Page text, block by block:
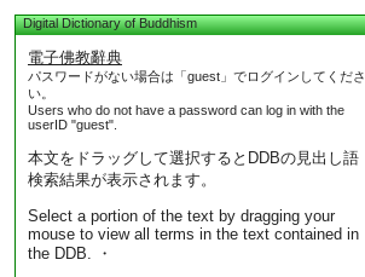
Digital Dictionary of Buddhism
電子佛教辭典
パスワードがない場合は「guest」でログインしてくださ
い。
Users who do not have a password can log in with the
userID "guest".
本文をドラッグして選択するとDDBの見出し語
検索結果が表示されます。
Select a portion of the text by dragging your
mouse to view all terms in the text contained in
the DDB. ・